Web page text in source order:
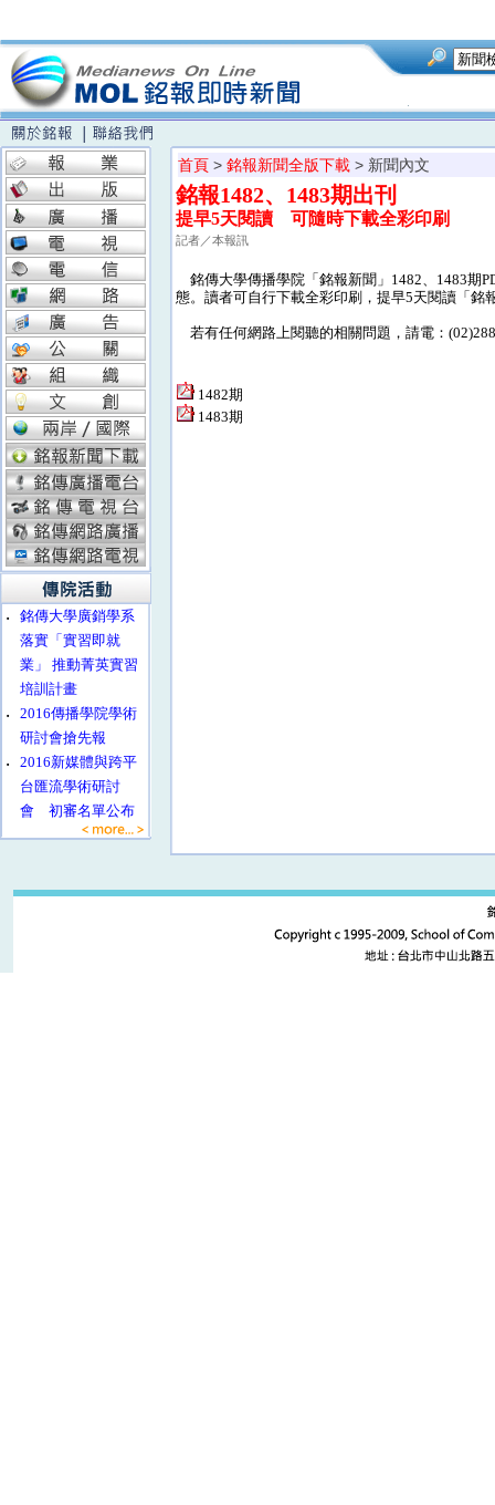
‧
銘傳大學廣銷學系
落實「實習即就
業」 推動菁英實習
培訓計畫
‧
2016傳播學院學術
研討會搶先報
‧
2016新媒體與跨平
台匯流學術研討
會 初審名單公布
首頁 > 銘報新聞全版下載 > 新聞內文
銘報1482、1483期出刊
提早5天閱讀 可隨時下載全彩印刷
記者／本報訊
銘傳大學傳播學院「銘報新聞」1482、1483期
態。讀者可自行下載全彩印刷，提早5天閱讀「銘
若有任何網路上閱聽的相關問題，請電：
1482期
1483期